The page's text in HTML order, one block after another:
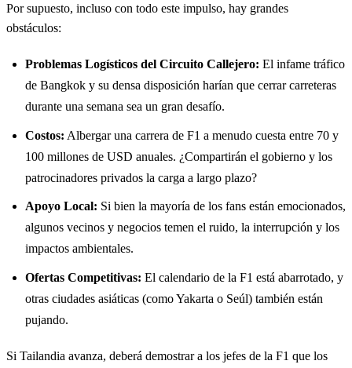
Por supuesto, incluso con todo este impulso, hay grandes
obstáculos:
Problemas Logísticos del Circuito Callejero: El infame tráfico
de Bangkok y su densa disposición harían que cerrar carreteras
durante una semana sea un gran desafío.
Costos: Albergar una carrera de F1 a menudo cuesta entre 70 y
100 millones de USD anuales. ¿Compartirán el gobierno y los
patrocinadores privados la carga a largo plazo?
Apoyo Local: Si bien la mayoría de los fans están emocionados,
algunos vecinos y negocios temen el ruido, la interrupción y los
impactos ambientales.
Ofertas Competitivas: El calendario de la F1 está abarrotado, y
otras ciudades asiáticas (como Yakarta o Seúl) también están
pujando.
Si Tailandia avanza, deberá demostrar a los jefes de la F1 que los